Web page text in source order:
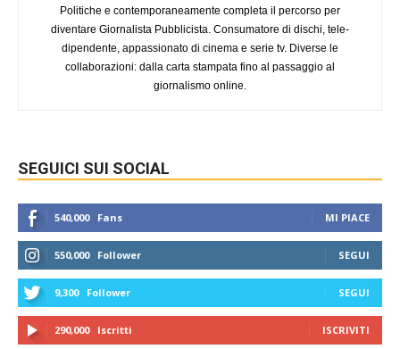
Politiche e contemporaneamente completa il percorso per
diventare Giornalista Pubblicista. Consumatore di dischi, tele-
dipendente, appassionato di cinema e serie tv. Diverse le
collaborazioni: dalla carta stampata fino al passaggio al
giornalismo online.
SEGUICI SUI SOCIAL
540,000 Fans MI PIACE
550,000 Follower SEGUI
9,300 Follower SEGUI
290,000 Iscritti ISCRIVITI